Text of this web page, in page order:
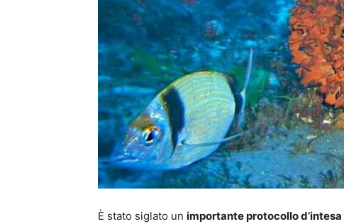
È stato siglato un importante protocollo d’intesa